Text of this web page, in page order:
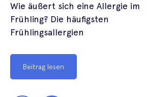
Wie äußert sich eine Allergie im
Frühling? Die häufigsten
Frühlingsallergien
Beitrag lesen